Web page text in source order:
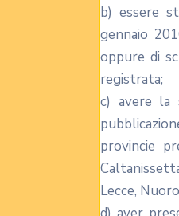
b) essere
gennaio
oppure di
registrata;
c) avere la
provincie
Lecce,